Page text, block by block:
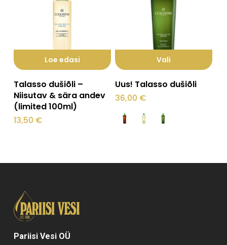
Ostukorvis ei ole tooteid.
Loe edasi
Talasso dušiõli –
Niisutav & sära andev
(limited 100ml)
13,50 €
Vali
mitu
Uus! Talasso dušiõli
36,00 €
Pariisi Vesi OÜ